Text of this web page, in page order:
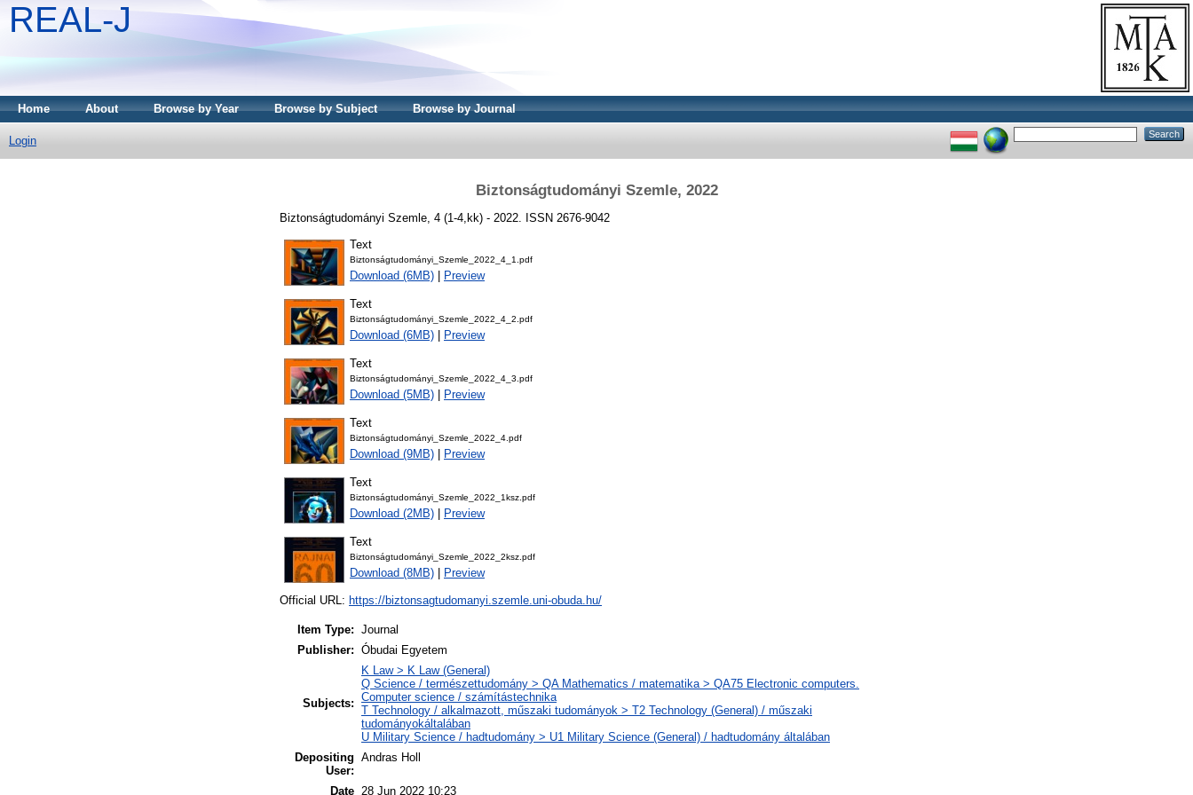
REAL-J
Home About Browse by Year Browse by Subject Browse by Journal
Login
Biztonságtudományi Szemle, 2022
Biztonságtudományi Szemle, 4 (1-4,kk) - 2022. ISSN 2676-9042
Text
Biztonságtudományi_Szemle_2022_4_1.pdf
Download (6MB) Preview
Text
Biztonságtudományi_Szemle_2022_4_2.pdf
Download (6MB) Preview
Text
Biztonságtudományi_Szemle_2022_4_3.pdf
Download (5MB) Preview
Text
Biztonságtudományi_Szemle_2022_4.pdf
Download (9MB) Preview
Text
Biztonságtudományi_Szemle_2022_1ksz.pdf
Download (2MB) Preview
Text
Biztonságtudományi_Szemle_2022_2ksz.pdf
Download (8MB) Preview
Official URL: https://biztonsagtudomanyi.szemle.uni-obuda.hu/
Item Type: Journal
Publisher: Óbudai Egyetem
Subjects:
K Law > K Law (General)
Q Science / természettudomány > QA Mathematics / matematika > QA75 Electronic computers.
Computer science / számítástechnika
T Technology / alkalmazott, műszaki tudományok > T2 Technology (General) / műszaki
tudományokáltalában
U Military Science / hadtudomány > U1 Military Science (General) / hadtudomány általában
Depositing
User:
Andras Holl
Date 28 Jun 2022 10:23